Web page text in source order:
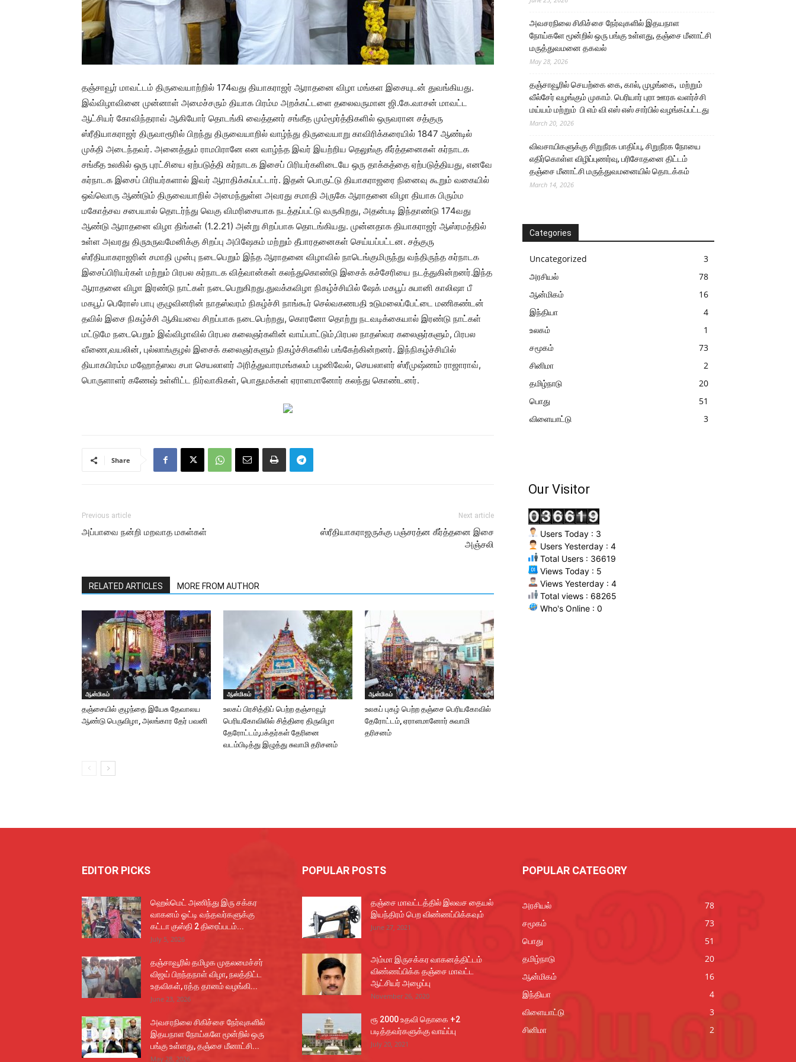
தஞ்சாவூர் மாவட்டம் திருவையாற்றில் 174வது தியாகராஜர் ஆராதனை விழா மங்கள இசையுடன் துவங்கியது.
இவ்விழாவினை முன்னாள் அமைச்சரும் தியாக பிரம்ம அறக்கட்டளை தலைவருமான ஜி.கே.வாசன் மாவட்ட
ஆட்சியர் கோவிந்தராவ் ஆகியோர் தொடங்கி வைத்தனர் சங்கீத மும்மூர்த்திகளில் ஒருவரான சத்குரு
ஸ்ரீதியாகராஜர் திருவாரூரில் பிறந்து திருவையாறில் வாழ்ந்து திருவையாறு காவிரிக்கரையில் 1847 ஆண்டில்
முக்தி அடைந்தவர். அனைத்தும் ராமபிரானே என வாழ்ந்த இவர் இயற்றிய தெலுங்கு கீர்த்தனைகள் கர்நாடக
சங்கீத உலகில் ஒரு புரட்சியை ஏற்படுத்தி கர்நாடக இசைப் பிரியர்களிடையே ஒரு தாக்கத்தை ஏற்படுத்தியது, எனவே
கர்நாடக இசைப் பிரியர்களால் இவர் ஆராதிக்கப்பட்டார். இதன் பொருட்டு தியாகராஜரை நினைவு கூறும் வகையில்
ஒவ்வொரு ஆண்டும் திருவையாறில் அமைந்துள்ள அவரது சமாதி அருகே ஆராதனை விழா தியாக பிரும்ம
மகோத்சவ சபையால் தொடர்ந்து வெகு விமரிசையாக நடத்தப்பட்டு வருகிறது, அதன்படி இந்தாண்டு 174வது
ஆண்டு ஆராதனை விழா திங்கள் (1.2.21) அன்று சிறப்பாக தொடங்கியது. முன்னதாக தியாகராஜர் ஆஸ்ரமத்தில்
உள்ள அவரது திருஉருவமேனிக்கு சிறப்பு அபிஷேகம் மற்றும் தீபாரதனைகள் செய்யப்பட்டன. சத்குரு
ஸ்ரீதியாகராஜரின் சமாதி முன்பு நடைபெறும் இந்த ஆராதனை விழாவில் நாடெங்குமிருந்து வந்திருந்த கர்நாடக
இசைப்பிரியர்கள் மற்றும் பிரபல கர்நாடக வித்வான்கள் கலந்துகொண்டு இசைக் கச்சேரியை நடத்துகின்றனர்.இந்த
ஆராதனை விழா இரண்டு நாட்கள் நடைபெறுகிறது.துவக்கவிழா நிகழ்ச்சியில் ஷேக் மகபூப் சுபானி காலிஷா பீ
மகபூப் பெரோஸ் பாபு குழுவினரின் நாதஸ்வரம் நிகழ்ச்சி நாங்கூர் செல்வகணபதி உடுமலைப்பேட்டை மணிகண்டன்
தவில் இசை நிகழ்ச்சி ஆகியவை சிறப்பாக நடைபெற்றது, கொரனோ தொற்று நடவடிக்கையால் இரண்டு நாட்கள்
மட்டுமே நடைபெறும் இவ்விழாவில் பிரபல கலைஞர்களின் வாய்பாட்டும்,பிரபல நாதஸ்வர கலைஞர்களும், பிரபல
வீணை,வயலின், புல்லாங்குழல் இசைக் கலைஞர்களும் நிகழ்ச்சிகளில் பங்கேற்கின்றனர். இந்நிகழ்ச்சியில்
தியாகபிரம்ம மஹோத்ஸவ சபா செயலாளர் அரித்துவாரமங்கலம் பழனிவேல், செயலாளர் ஸ்ரீமுஷ்ணம் ராஜாராவ்,
பொருளாளர் கணேஷ் உள்ளிட்ட நிர்வாகிகள், பொதுமக்கள் ஏராளமானோர் கலந்து கொண்டனர்.
Share
Previous article
அப்பாவை நன்றி மறவாத மகள்கள்
Next article
ஸ்ரீதியாகராஜருக்கு பஞ்சரத்ன கீர்த்தனை இசை
அஞ்சலி
RELATED ARTICLES MORE FROM AUTHOR
ஆன்மிகம்
தஞ்சையில் குழந்தை இயேசு தேவாலய
ஆண்டு பெருவிழா, அலங்கார தேர் பவனி
ஆன்மிகம்
உலகப் பிரசித்திப் பெற்ற தஞ்சாவூர்
பெரியகோவிலில் சித்திரை திருவிழா
தேரோட்டம்,பக்தர்கள் தேரினை
வடம்பிடித்து இழுத்து சுவாமி தரிசனம்
ஆன்மிகம்
உலகப் புகழ் பெற்ற தஞ்சை பெரியகோவில்
தேரோட்டம், ஏராளமானோர் சுவாமி
தரிசனம்
அவசரநிலை சிகிச்சை நேர்வுகளில் இதயநாள
நோய்களே மூன்றில் ஒரு பங்கு உள்ளது, தஞ்சை மீனாட்சி
மருத்துவமனை தகவல்
May 28, 2026
தஞ்சாவூரில் செயற்கை கை, கால், முழங்கை, மற்றும்
வீல்சேர் வழங்கும் முகாம். பெரியார் புரா ஊரக வளர்ச்சி
மய்யம் மற்றும் பி எம் வி எஸ் எஸ் சார்பில் வழங்கப்பட்டது
March 20, 2026
விவசாயிகளுக்கு சிறுநீரக பாதிப்பு, சிறுநீரக நோயை
எதிர்கொள்ள விழிப்புணர்வு, பரிசோதனை திட்டம்
தஞ்சை மீனாட்சி மருத்துவமனையில் தொடக்கம்
March 14, 2026
Categories
Uncategorized
3
அரசியல்
78
ஆன்மிகம்
16
இந்தியா
4
உலகம்
1
சமூகம்
73
சினிமா
2
தமிழ்நாடு
20
பொது
51
விளையாட்டு
3
Our Visitor
Users Today : 3
Users Yesterday : 4
Total Users : 36619
Views Today : 5
Views Yesterday : 4
Total views : 68265
Who's Online : 0
EDITOR PICKS
ஹெல்மெட் அணிந்து இரு சக்கர
வாகனம் ஓட்டி வந்தவர்களுக்கு
கட்டா குஸ்தி 2 திரைப்படம்...
July 5, 2026
தஞ்சாவூரில் தமிழக முதலமைச்சர்
விஜய் பிறந்தநாள் விழா, நலத்திட்ட
உதவிகள், ரத்த தானம் வழங்கி...
June 23, 2026
அவசரநிலை சிகிச்சை நேர்வுகளில்
இதயநாள நோய்களே மூன்றில் ஒரு
பங்கு உள்ளது, தஞ்சை மீனாட்சி...
May 28, 2026
POPULAR POSTS
தஞ்சை மாவட்டத்தில் இலவச தையல்
இயந்திரம் பெற விண்ணப்பிக்கவும்
June 27, 2021
அம்மா இருசக்கர வாகனத்திட்டம்
விண்ணப்பிக்க தஞ்சை மாவட்ட
ஆட்சியர் அழைப்பு
November 26, 2020
ரூ 2000 உதவி தொகை +2
படித்தவர்களுக்கு வாய்ப்பு
July 20, 2021
POPULAR CATEGORY
அரசியல்
78
சமூகம்
73
பொது
51
தமிழ்நாடு
20
ஆன்மிகம்
16
இந்தியா
4
விளையாட்டு
3
சினிமா
2